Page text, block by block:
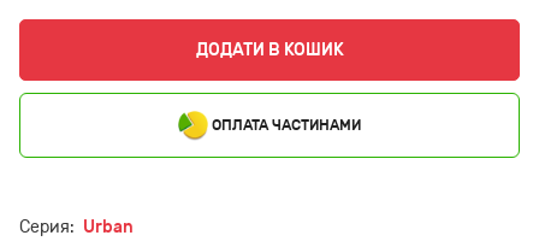
ДОДАТИ В КОШИК
ОПЛАТА ЧАСТИНАМИ
Серия: Urban